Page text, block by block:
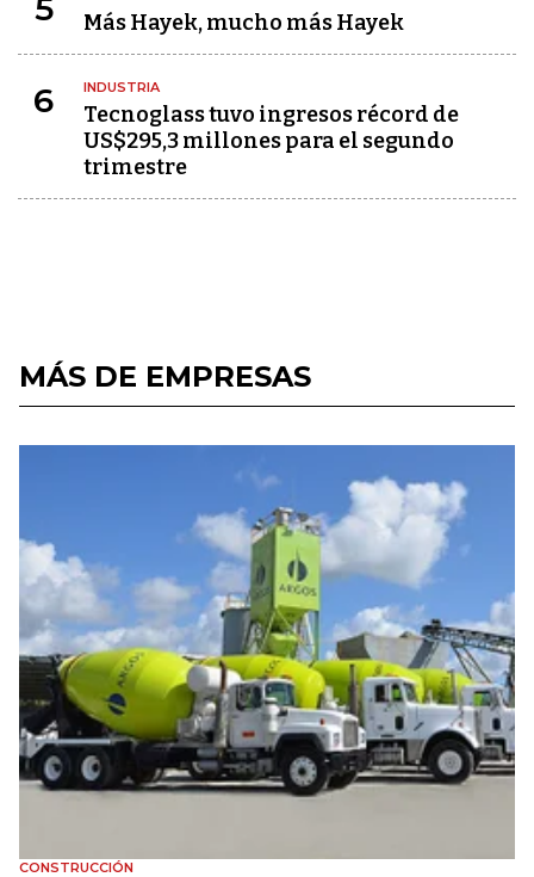
5 Más Hayek, mucho más Hayek
6 INDUSTRIA
Tecnoglass tuvo ingresos récord de
US$295,3 millones para el segundo
trimestre
MÁS DE EMPRESAS
CONSTRUCCIÓN